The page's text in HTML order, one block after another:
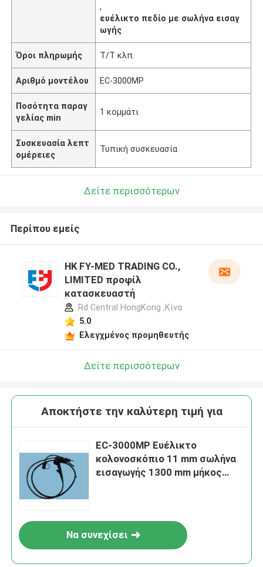
,
ευέλικτο πεδίο με σωλήνα εισαγ
ωγής
Όροι πληρωμής Τ/Τ κλπ.
Αριθμό μοντέλου EC-3000MP
Ποσότητα παραγ
γελίας min
1 κομμάτι
Συσκευασία λεπτ
ομέρειες
Τυπική συσκευασία
Δείτε περισσότερων
Περίπου εμείς
HK FY-MED TRADING CO.,
LIMITED προφίλ
κατασκευαστή
Rd Central HongKong ,Κίνα
5.0
Ελεγχμένος προμηθευτής
Δείτε περισσότερων
Αποκτήστε την καλύτερη τιμή για
EC-3000MP Ευέλικτο
κολονοσκόπιο 11 mm σωλήνα
εισαγωγής 1300 mm μήκος
Να συνεχίσει